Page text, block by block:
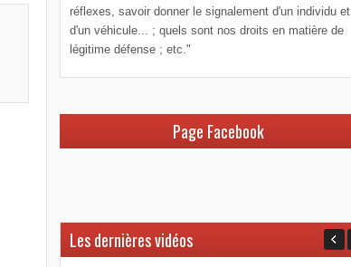
réflexes, savoir donner le signalement d'un individu et
d'un véhicule... ; quels sont nos droits en matière de
légitime défense ; etc."
Page Facebook
Les dernières vidéos